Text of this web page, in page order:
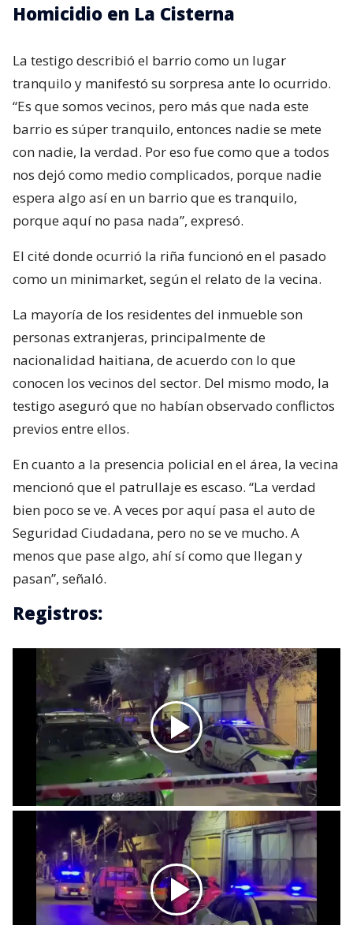
Homicidio en La Cisterna
La testigo describió el barrio como un lugar
tranquilo y manifestó su sorpresa ante lo ocurrido.
“Es que somos vecinos, pero más que nada este
barrio es súper tranquilo, entonces nadie se mete
con nadie, la verdad. Por eso fue como que a todos
nos dejó como medio complicados, porque nadie
espera algo así en un barrio que es tranquilo,
porque aquí no pasa nada”, expresó.
El cité donde ocurrió la riña funcionó en el pasado
como un minimarket, según el relato de la vecina.
La mayoría de los residentes del inmueble son
personas extranjeras, principalmente de
nacionalidad haitiana, de acuerdo con lo que
conocen los vecinos del sector. Del mismo modo, la
testigo aseguró que no habían observado conflictos
previos entre ellos.
En cuanto a la presencia policial en el área, la vecina
mencionó que el patrullaje es escaso. “La verdad
bien poco se ve. A veces por aquí pasa el auto de
Seguridad Ciudadana, pero no se ve mucho. A
menos que pase algo, ahí sí como que llegan y
pasan”, señaló.
Registros: